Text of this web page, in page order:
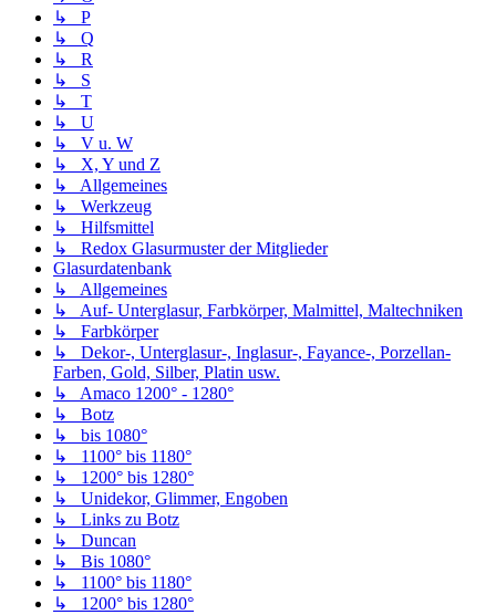
↳ P
↳ Q
↳ R
↳ S
↳ T
↳ U
↳ V u. W
↳ X, Y und Z
↳ Allgemeines
↳ Werkzeug
↳ Hilfsmittel
↳ Redox Glasurmuster der Mitglieder
Glasurdatenbank
↳ Allgemeines
↳ Auf- Unterglasur, Farbkörper, Malmittel, Maltechniken
↳ Farbkörper
↳ Dekor-, Unterglasur-, Inglasur-, Fayance-, Porzellan-
Farben, Gold, Silber, Platin usw.
↳ Amaco 1200° - 1280°
↳ Botz
↳ bis 1080°
↳ 1100° bis 1180°
↳ 1200° bis 1280°
↳ Unidekor, Glimmer, Engoben
↳ Links zu Botz
↳ Duncan
↳ Bis 1080°
↳ 1100° bis 1180°
↳ 1200° bis 1280°